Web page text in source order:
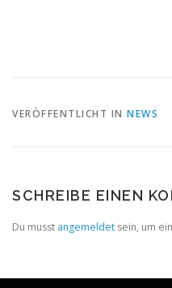
VERÖFFENTLICHT IN NEWS
SCHREIBE EINEN
Du musst angemeldet sein, um